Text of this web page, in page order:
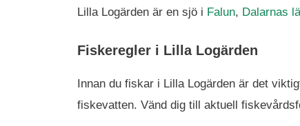
Lilla Logärden är en sjö i Falun, Dalarnas
Fiskeregler i Lilla Logärden
Innan du fiskar i Lilla Logärden är det
fiskevatten. Vänd dig till aktuell